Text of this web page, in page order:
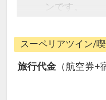
ンです。
できるダイナ
ら、一都市滞
にも最適！
旅行期間中
泊・飛び泊
スーペリアツイン/
旅行代金 （航空券